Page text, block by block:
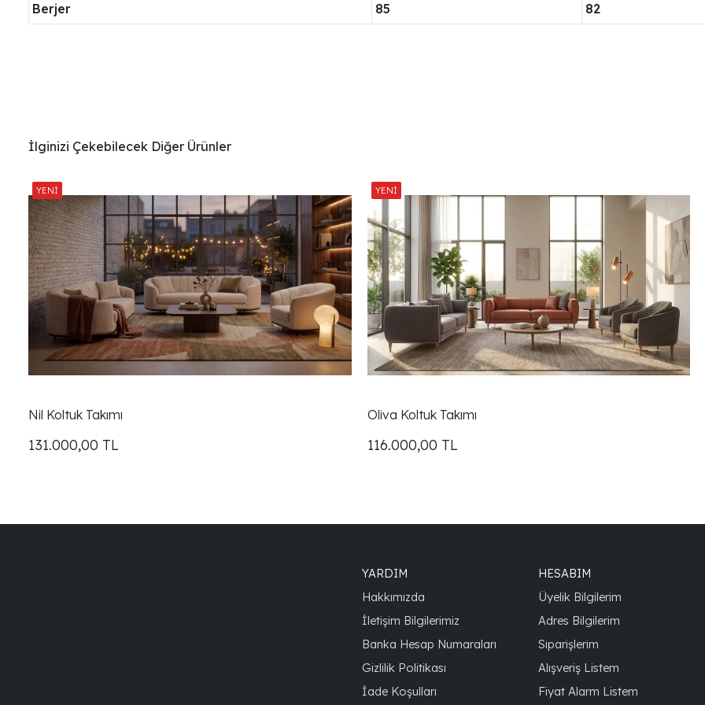
Berjer 85 82
İlginizi Çekebilecek Diğer Ürünler
Nil Koltuk Takımı
131.000,00 TL
Oliva Koltuk Takımı
116.000,00 TL
YARDIM
Hakkımızda
İletişim Bilgilerimiz
Banka Hesap Numaraları
Gizlilik Politikası
İade Koşulları
HESABIM
Üyelik Bilgilerim
Adres Bilgilerim
Siparişlerim
Alışveriş Listem
Fiyat Alarm Listem